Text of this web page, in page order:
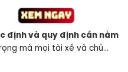
định và quy định cần nắm
mà mọi tài xế và chủ...